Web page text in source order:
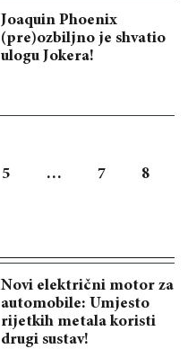
Joaquin Phoenix
(pre)ozbiljno je shvatio
ulogu Jokera!
5 … 7 8
Novi električni motor za
automobile: Umjesto
rijetkih metala koristi
drugi sustav!